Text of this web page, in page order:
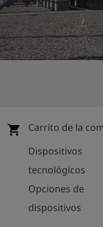
shield Registro
shopping_cart Carrito de la
Dispositivos
tecnológicos
Opciones de
dispositivos